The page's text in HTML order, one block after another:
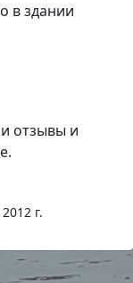
в здании
отзывы и
г.